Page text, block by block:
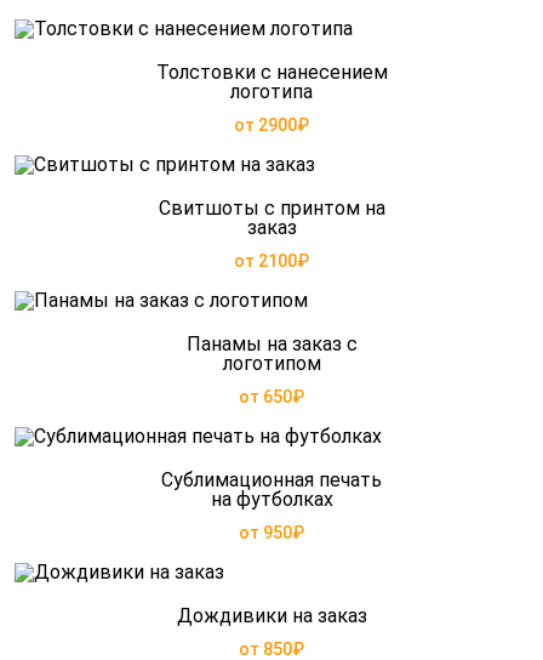
Толстовки с нанесением
логотипа
от 2900₽
Свитшоты с принтом на
заказ
от 2100₽
Панамы на заказ с
логотипом
от 650₽
Сублимационная печать
на футболках
от 950₽
Дождивики на заказ
от 850₽